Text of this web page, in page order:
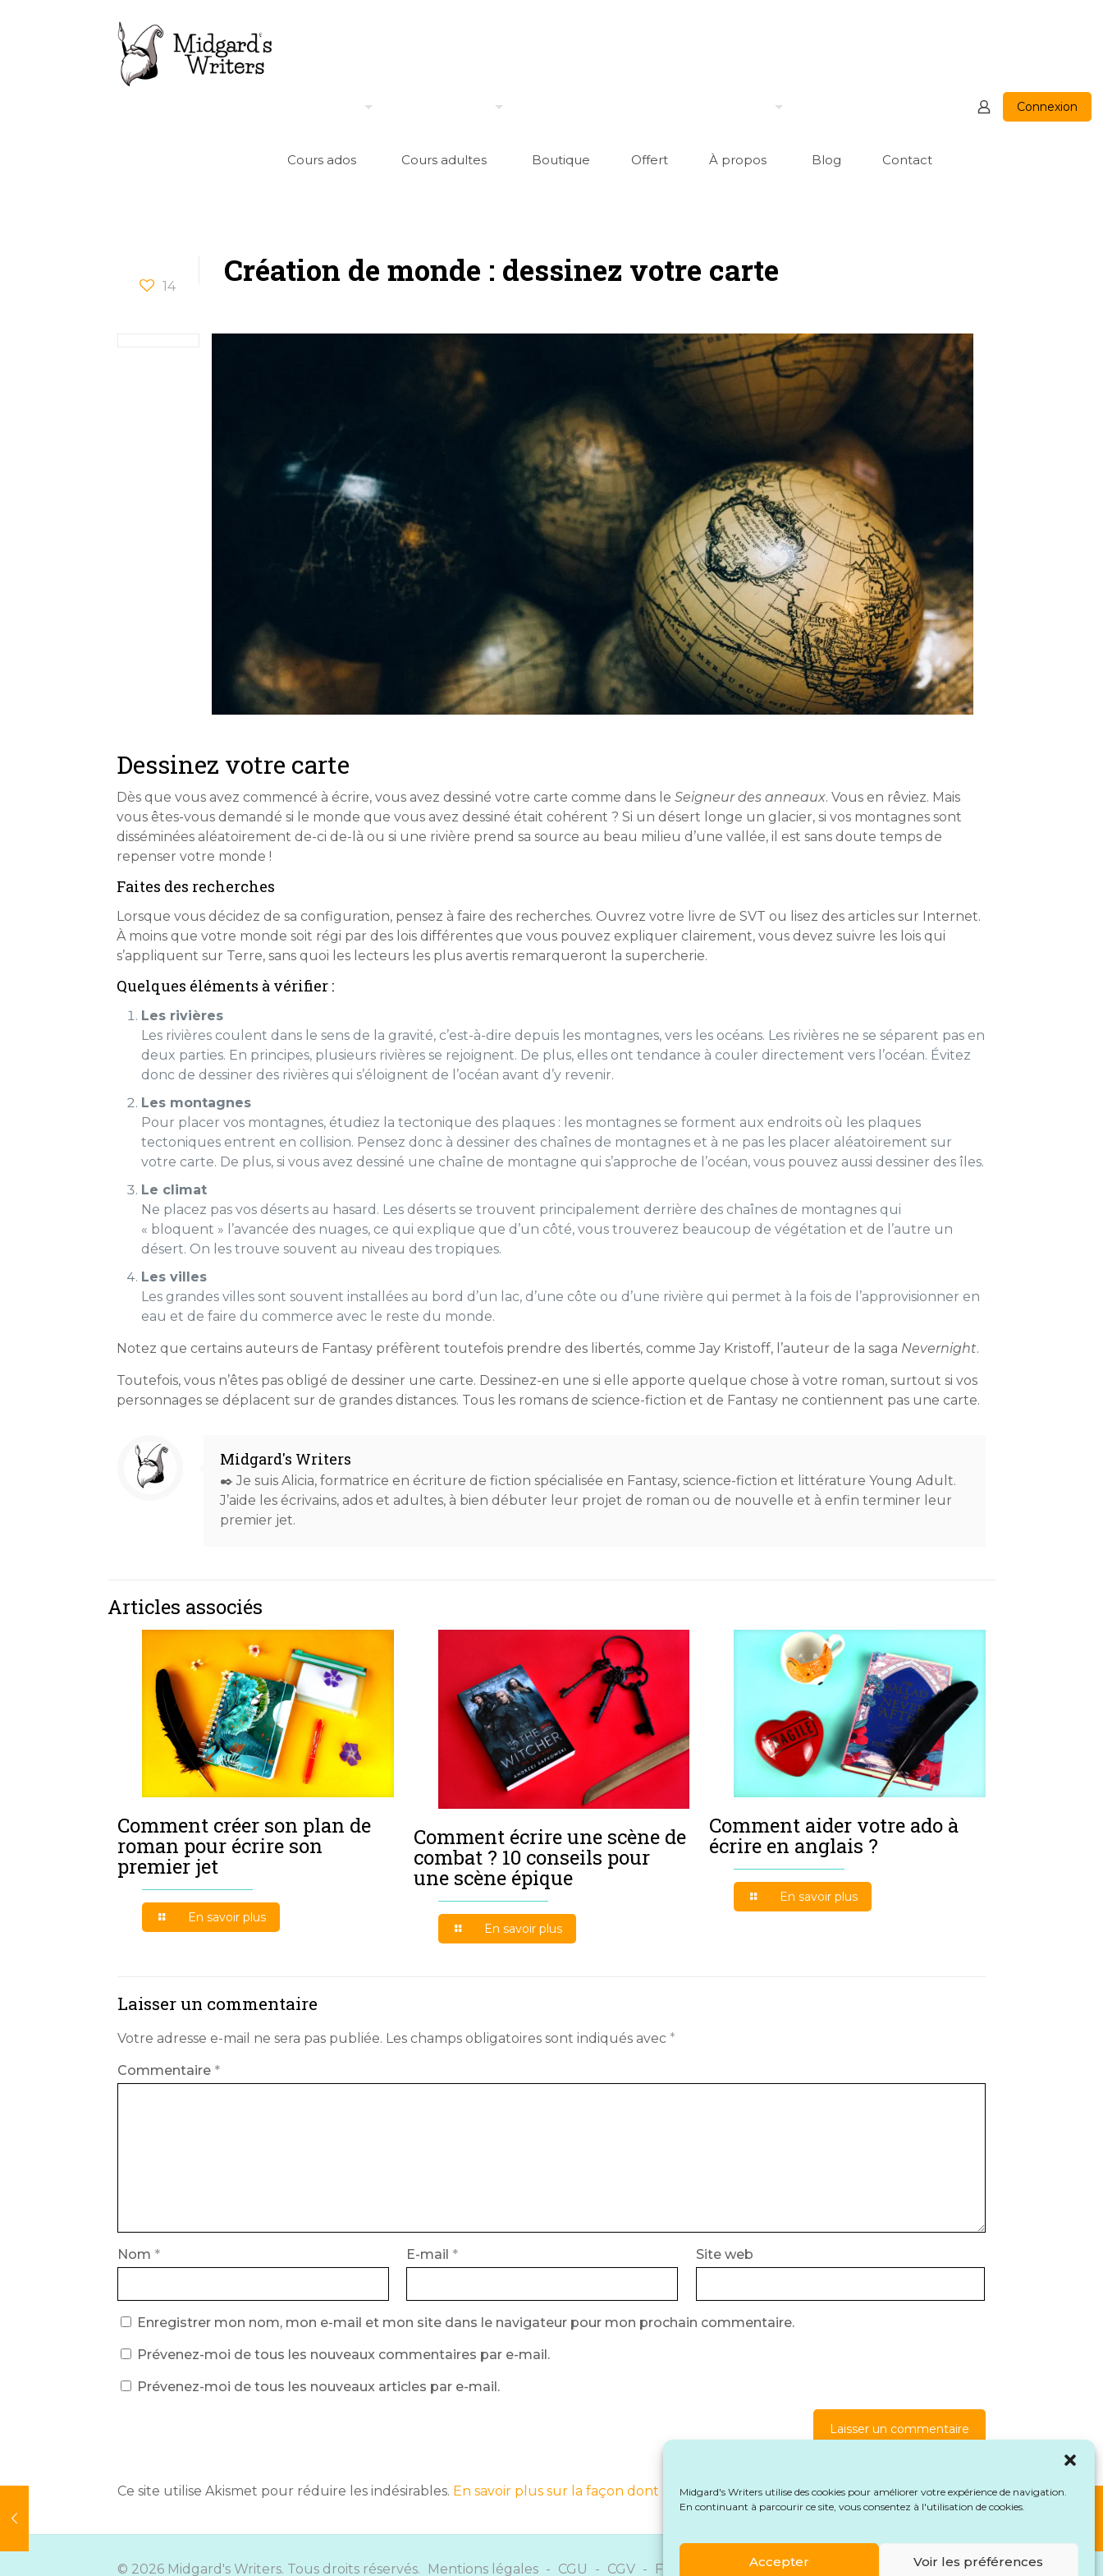
Midgard's Writers utilise des cookies pour améliorer votre expérience de navigation.
En continuant à parcourir ce site, vous consentez à l'utilisation de cookies.
Accepter Voir les préférences
Cours ados Cours adultes Boutique Offert À propos Blog Contact
Connexion
14 Création de monde : dessinez votre carte
Dessinez votre carte
Dès que vous avez commencé à écrire, vous avez dessiné votre carte comme dans le Seigneur des anneaux. Vous en rêviez. Mais
vous êtes-vous demandé si le monde que vous avez dessiné était cohérent ? Si un désert longe un glacier, si vos montagnes sont
disséminées aléatoirement de-ci de-là ou si une rivière prend sa source au beau milieu d’une vallée, il est sans doute temps de
repenser votre monde !
Faites des recherches
Lorsque vous décidez de sa configuration, pensez à faire des recherches. Ouvrez votre livre de SVT ou lisez des articles sur Internet.
À moins que votre monde soit régi par des lois différentes que vous pouvez expliquer clairement, vous devez suivre les lois qui
s’appliquent sur Terre, sans quoi les lecteurs les plus avertis remarqueront la supercherie.
Quelques éléments à vérifier :
Les rivières
Les rivières coulent dans le sens de la gravité, c’est-à-dire depuis les montagnes, vers les océans. Les rivières ne se séparent pas en
deux parties. En principes, plusieurs rivières se rejoignent. De plus, elles ont tendance à couler directement vers l’océan. Évitez
donc de dessiner des rivières qui s’éloignent de l’océan avant d’y revenir.
Les montagnes
Pour placer vos montagnes, étudiez la tectonique des plaques : les montagnes se forment aux endroits où les plaques
tectoniques entrent en collision. Pensez donc à dessiner des chaînes de montagnes et à ne pas les placer aléatoirement sur
votre carte. De plus, si vous avez dessiné une chaîne de montagne qui s’approche de l’océan, vous pouvez aussi dessiner des îles.
Le climat
Ne placez pas vos déserts au hasard. Les déserts se trouvent principalement derrière des chaînes de montagnes qui
« bloquent » l’avancée des nuages, ce qui explique que d’un côté, vous trouverez beaucoup de végétation et de l’autre un
désert. On les trouve souvent au niveau des tropiques.
Les villes
Les grandes villes sont souvent installées au bord d’un lac, d’une côte ou d’une rivière qui permet à la fois de l’approvisionner en
eau et de faire du commerce avec le reste du monde.
Notez que certains auteurs de Fantasy préfèrent toutefois prendre des libertés, comme Jay Kristoff, l’auteur de la saga Nevernight.
Toutefois, vous n’êtes pas obligé de dessiner une carte. Dessinez-en une si elle apporte quelque chose à votre roman, surtout si vos
personnages se déplacent sur de grandes distances. Tous les romans de science-fiction et de Fantasy ne contiennent pas une carte.
Midgard's Writers
✒️ Je suis Alicia, formatrice en écriture de fiction spécialisée en Fantasy, science-fiction et littérature Young Adult.
J’aide les écrivains, ados et adultes, à bien débuter leur projet de roman ou de nouvelle et à enfin terminer leur
premier jet.
Articles associés
Comment créer son plan de
roman pour écrire son
premier jet
En savoir plus
Comment écrire une scène de
combat ? 10 conseils pour
une scène épique
En savoir plus
Comment aider votre ado à
écrire en anglais ?
En savoir plus
Laisser un commentaire
Votre adresse e-mail ne sera pas publiée. Les champs obligatoires sont indiqués avec *
Commentaire *
Nom * E-mail * Site web
Enregistrer mon nom, mon e-mail et mon site dans le navigateur pour mon prochain commentaire.
Prévenez-moi de tous les nouveaux commentaires par e-mail.
Prévenez-moi de tous les nouveaux articles par e-mail.
Ce site utilise Akismet pour réduire les indésirables. En savoir plus sur la façon dont les données de vos commentaires sont traitées.
© 2026 Midgard's Writers. Tous droits réservés. Mentions légales - CGU - CGV - Formulaire de rétractation